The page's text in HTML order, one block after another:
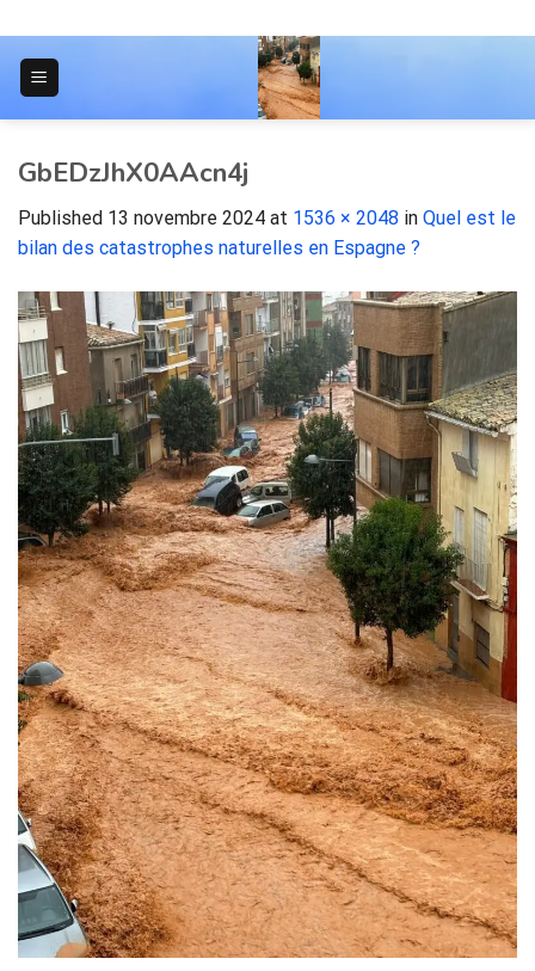
to
content
GbEDzJhX0AAcn4j
Published 13 novembre 2024 at 1536 × 2048 in Quel est le
bilan des catastrophes naturelles en Espagne ?